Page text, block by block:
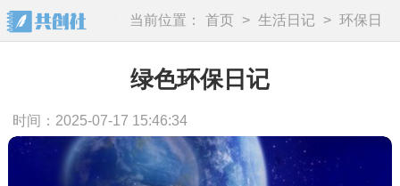
当前位置： 首页 > 生活日记 > 环保日
记
绿色环保日记
时间：2025-07-17 15:46:34